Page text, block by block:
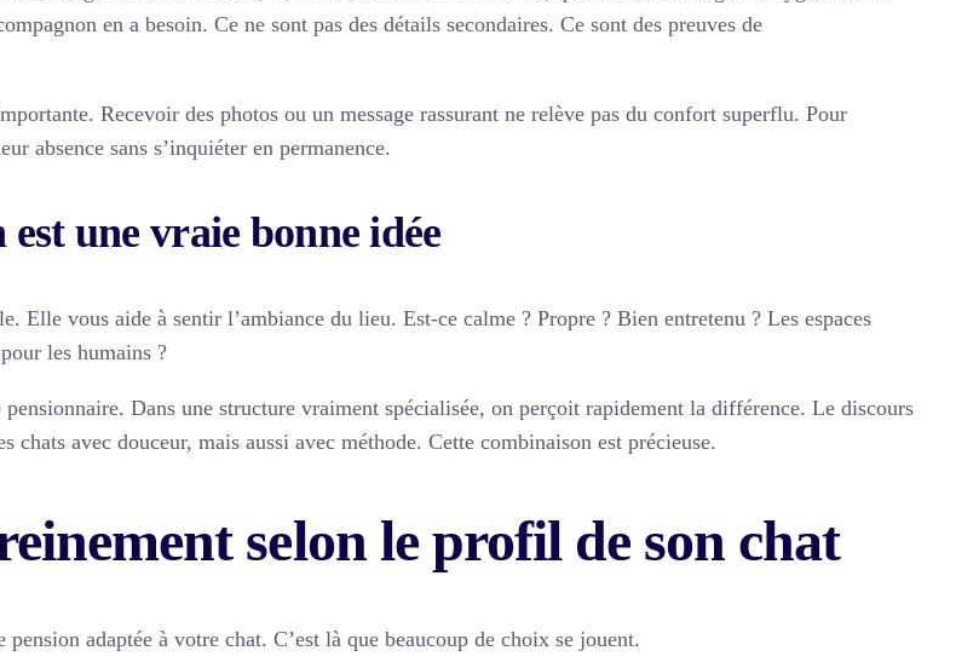
en a besoin. Ce ne sont pas des détails secondaires. Ce sont des preuves de
Recevoir des photos ou un message rassurant ne relève pas du confort superflu. Pour
absence sans s’inquiéter en permanence.
une vraie bonne idée
Elle vous aide à sentir l’ambiance du lieu. Est-ce calme ? Propre ? Bien entretenu ? Les espaces
les humains ?
pensionnaire. Dans une structure vraiment spécialisée, on perçoit rapidement la différence. Le discours
chats avec douceur, mais aussi avec méthode. Cette combinaison est précieuse.
selon le profil de son chat
adaptée à votre chat. C’est là que beaucoup de choix se jouent.